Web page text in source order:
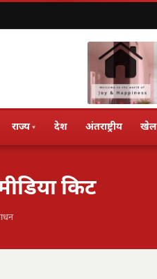
राज्य ▾ देश अंतराष्ट्रीय खेल
किट